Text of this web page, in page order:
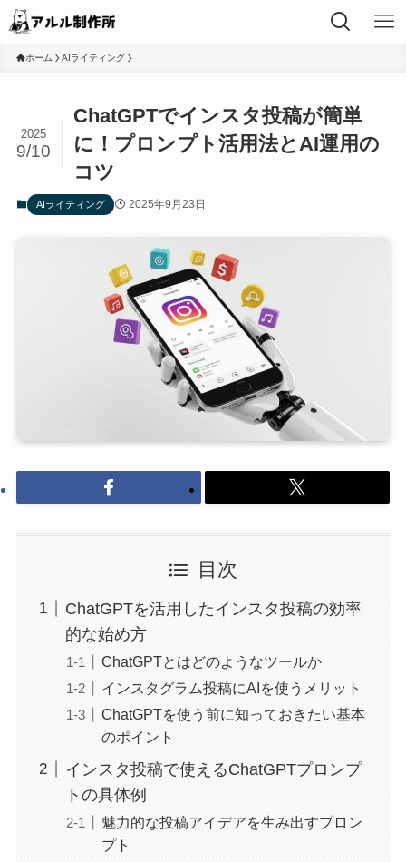
ホーム AIライティング
ChatGPTでインスタ投稿が簡単
に！プロンプト活用法とAI運用の
コツ
2025
9/10
AIライティング 2025年9月23日
目次
ChatGPTを活用したインスタ投稿の効率
的な始め方
ChatGPTとはどのようなツールか
インスタグラム投稿にAIを使うメリット
ChatGPTを使う前に知っておきたい基本
のポイント
インスタ投稿で使えるChatGPTプロンプ
トの具体例
魅力的な投稿アイデアを生み出すプロン
プト